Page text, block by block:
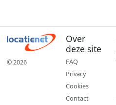
© 2026
Over
deze site
FAQ
Privacy
Cookies
Contact